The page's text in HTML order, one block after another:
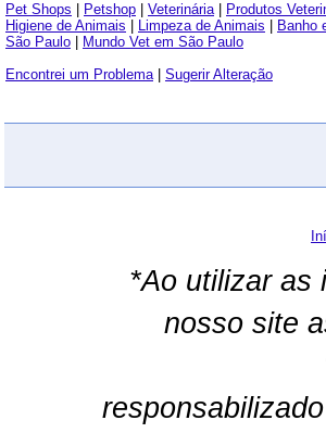
Pet Shops
Petshop Veterinária| Produtos
Higiene de Animais
Limpeza de Animais Banho
São Paulo
Mundo Vet em São Paulo
Encontrei um Problema| Sugerir Alteração
*Ao utilizar as
nosso site